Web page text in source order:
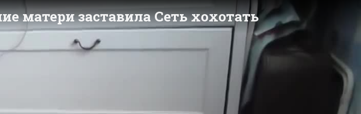
матери заставила Сеть хохотать